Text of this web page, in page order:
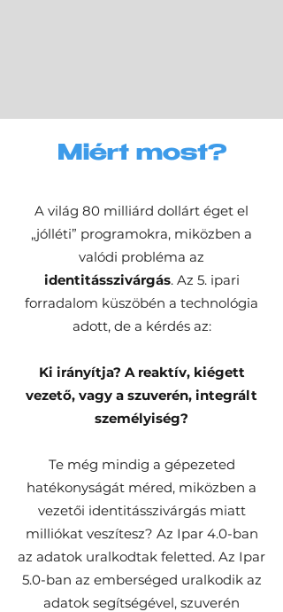
Miért most?
A világ 80 milliárd dollárt éget el
„jólléti” programokra, miközben a
valódi probléma az
identitásszivárgás. Az 5. ipari
forradalom küszöbén a technológia
adott, de a kérdés az:
Ki irányítja? A reaktív, kiégett
vezető, vagy a szuverén, integrált
személyiség?
Te még mindig a gépezeted
hatékonyságát méred, miközben a
vezetői identitásszivárgás miatt
milliókat veszítesz? Az Ipar 4.0-ban
az adatok uralkodtak feletted. Az Ipar
5.0-ban az emberséged uralkodik az
adatok segítségével, szuverén